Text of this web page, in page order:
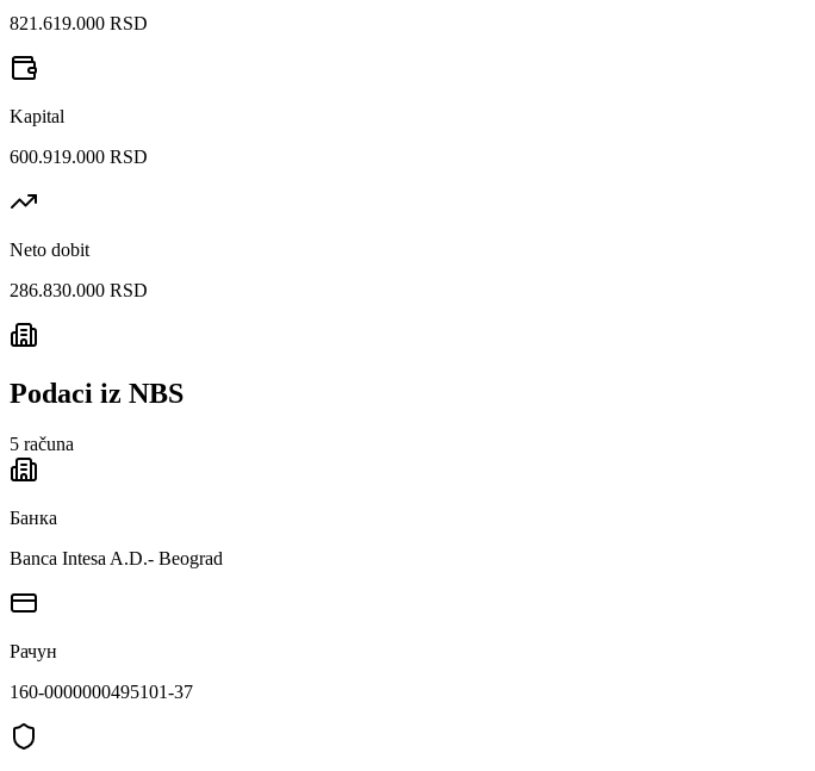
821.619.000 RSD
Kapital
600.919.000 RSD
Neto dobit
286.830.000 RSD
Podaci iz NBS
5 računa
Банка
Banca Intesa A.D.- Beograd
Рачун
160-0000000495101-37